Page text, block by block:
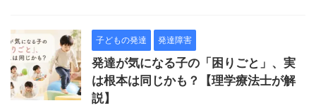
子どもの発達 発達障害
発達が気になる子の「困りごと」、実
は根本は同じかも？【理学療法士が解
説】